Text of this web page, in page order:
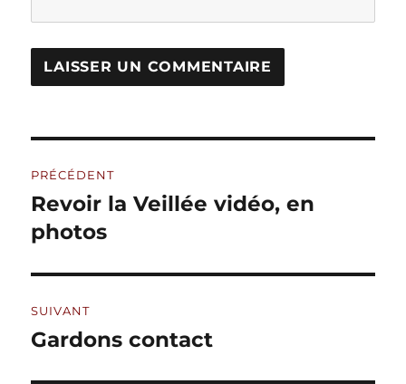
R
A
T
I
:
de
l’article
PRÉCÉDENT
Publication
précédente :
Revoir la Veillée vidéo, en
photos
SUIVANT
Publication
Gardons contact